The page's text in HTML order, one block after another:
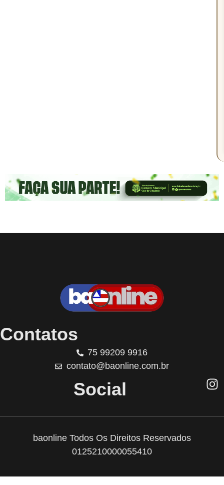
Contatos
75 99209 9916
contato@baonline.com.br
Social
baonline Todos Os Direitos Reservados
0125210000055410